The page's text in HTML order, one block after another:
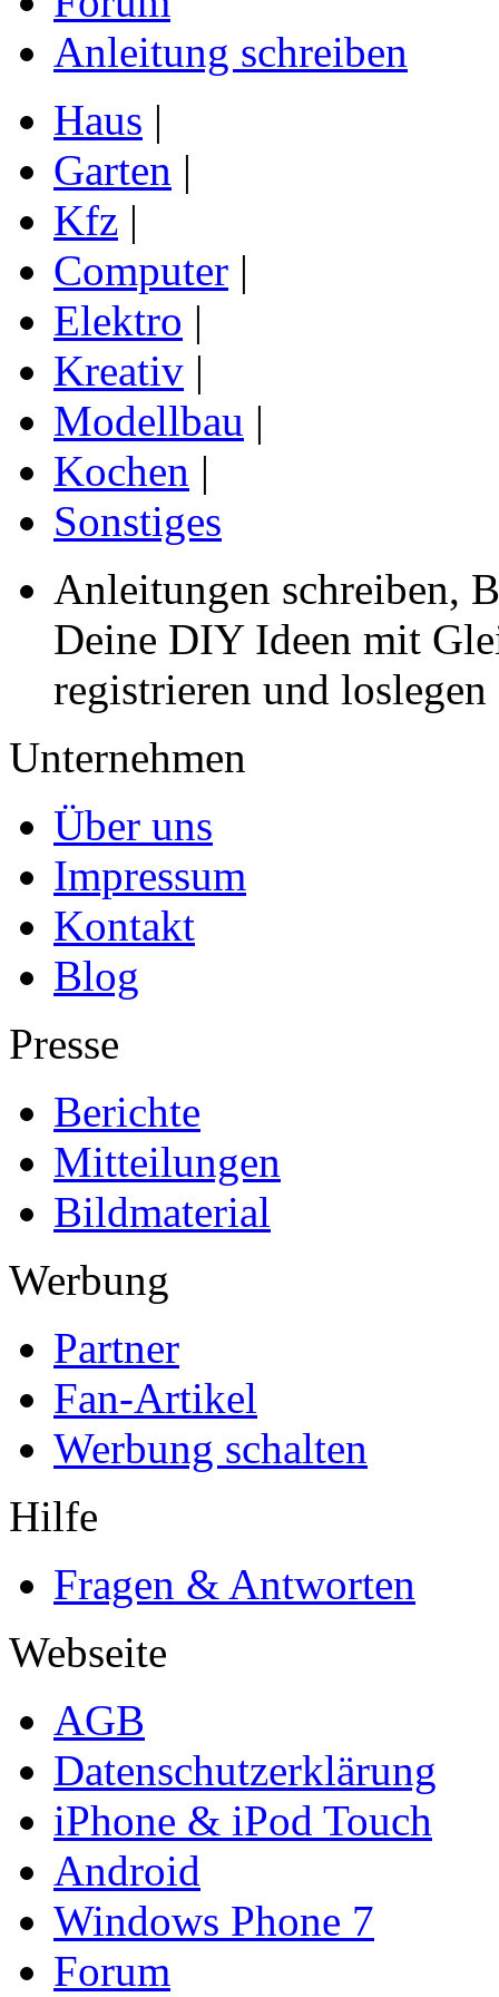
Anleitung schreiben
Haus |
Garten |
Kfz |
Computer |
Elektro |
Kreativ |
Modellbau |
Kochen |
Sonstiges
Anleitungen schreiben,
Deine DIY Ideen mit
registrieren und loslegen
Unternehmen
Über uns
Impressum
Kontakt
Blog
Presse
Berichte
Mitteilungen
Bildmaterial
Werbung
Partner
Fan-Artikel
Werbung schalten
Hilfe
Fragen & Antworten
Webseite
AGB
Datenschutzerklärung
iPhone & iPod Touch
Android
Windows Phone 7
Forum